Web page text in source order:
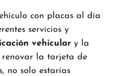
con placas al día
servicios y
vehicular y la
la tarjeta de
no solo estarías